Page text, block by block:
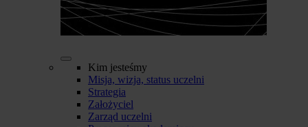
Kim jesteśmy
Misja, wizja, status uczelni
Strategia
Założyciel
Zarząd uczelni